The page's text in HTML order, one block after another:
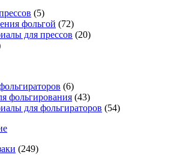
(5)
фольгой (72)
для прессов (20)
(6)
фольгирования (43)
для фольгираторов (54)
(249)